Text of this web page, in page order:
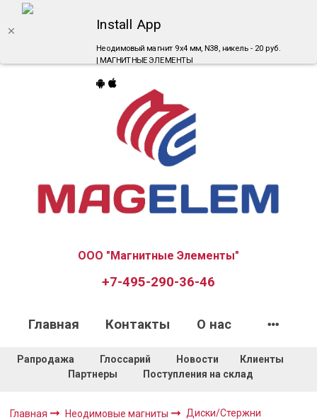
Install App
Неодимовый магнит 9х4 мм, N38, никель - 20 руб.
| МАГНИТНЫЕ ЭЛЕМЕНТЫ
ООО "Магнитные Элементы"
+7-495-290-36-46
Главная Контакты О нас
Рапродажа Глоссарий Новости
Клиенты
Партнеры
Поступления на склад
Главная Неодимовые магниты Диски/Стержни